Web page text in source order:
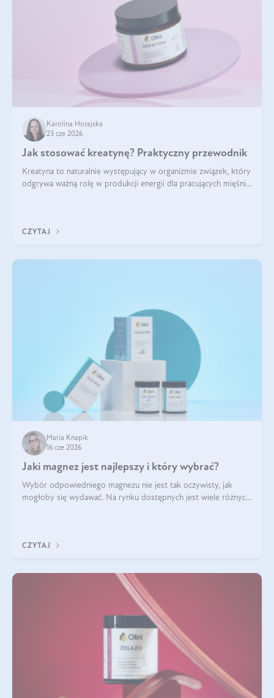
Karolina Horajska
23 cze 2026
Jak stosować kreatynę? Praktyczny przewodnik
Kreatyna to naturalnie występujący w organizmie związek, który
odgrywa ważną rolę w produkcji energii dla pracujących mięśni.
CZYTAJ
Maria Knapik
16 cze 2026
Jaki magnez jest najlepszy i który wybrać?
Wybór odpowiedniego magnezu nie jest tak oczywisty, jak
mogłoby się wydawać. Na rynku dostępnych jest wiele różnych
CZYTAJ